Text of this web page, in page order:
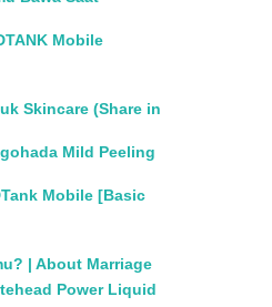
Mobile
Skincare (Share in
Mild Peeling
Mobile [Basic
| About Marriage
Power Liquid